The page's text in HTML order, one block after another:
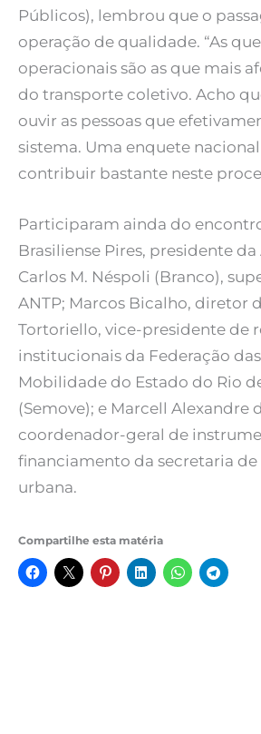
Públicos), lembrou que o
operação de qualidade. “As
operacionais são as que mais
do transporte coletivo. Acho
ouvir as pessoas que
sistema. Uma enquete
contribuir bastante neste
Participaram ainda do
Brasiliense Pires, presidente da
Carlos M. Néspoli (Branco),
ANTP; Marcos Bicalho, diretor
Tortoriello, vice-presidente de
institucionais da Federação
Mobilidade do Estado do Rio
(Semove); e Marcell Alexandre
coordenador-geral de
financiamento da secretaria
urbana.
Compartilhe esta matéria